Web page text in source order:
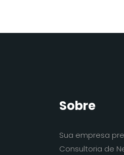
Sobre
Sua empresa
Consultoria de